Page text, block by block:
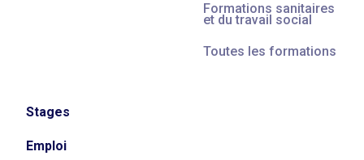
Formations sanitaires
et du travail social
Toutes les formations
Stages
Emploi